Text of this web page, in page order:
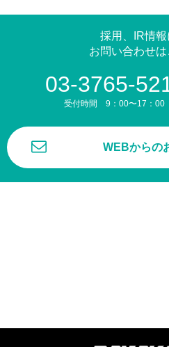
採用、IR情報
お問い合わせ
03-3765-
受付時間 9：00〜17：00
WEBからの